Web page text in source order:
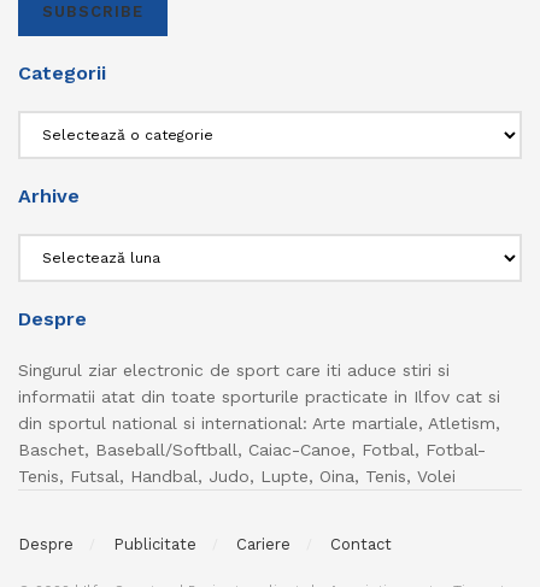
SUBSCRIBE
Categorii
Arhive
Despre
Singurul ziar electronic de sport care iti aduce stiri si
informatii atat din toate sporturile practicate in Ilfov cat si
din sportul national si international: Arte martiale, Atletism,
Baschet, Baseball/Softball, Caiac-Canoe, Fotbal, Fotbal-
Tenis, Futsal, Handbal, Judo, Lupte, Oina, Tenis, Volei
Despre Publicitate Cariere Contact